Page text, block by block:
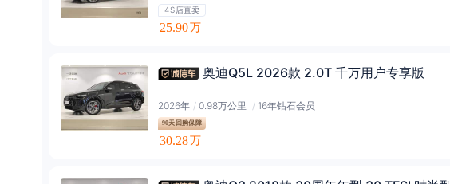
4S店直卖
25.90万
奥迪Q5L 2026款 2.0T 千万用户专享版
2026年 / 0.98万公里 / 16年钻石会员
90天回购保障
30.28万